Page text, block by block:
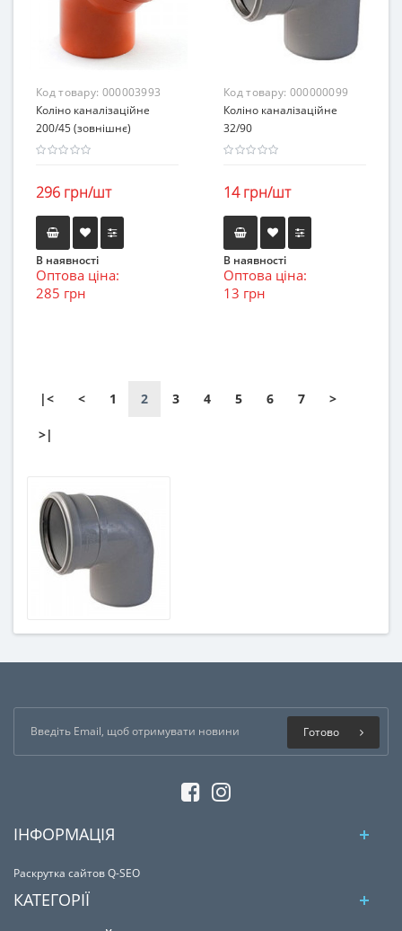
Код товару: 000003993
Коліно каналізаційне
200/45 (зовнішнє)
296 грн/шт
В наявності
Оптова ціна:
285 грн
Код товару: 000000099
Коліно каналізаційне
32/90
14 грн/шт
В наявності
Оптова ціна:
13 грн
|< < 1 2 3 4 5 6 7 >
>|
Готово
ІНФОРМАЦІЯ
Раскрутка сайтов Q-SEO
КАТЕГОРІЇ